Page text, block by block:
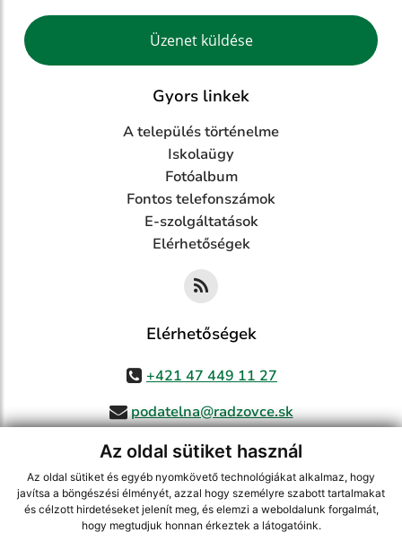
Az oldal sütiket használ
Az oldal sütiket és egyéb nyomkövető technológiákat alkalmaz, hogy
javítsa a böngészési élményét, azzal hogy személyre szabott tartalmakat
és célzott hirdetéseket jelenít meg, és elemzi a weboldalunk forgalmát,
hogy megtudjuk honnan érkeztek a látogatóink.
Google reCaptcha Response
Üzenet küldése
Gyors linkek
A település történelme
Iskolaügy
Fotóalbum
Fontos telefonszámok
E-szolgáltatások
Elérhetőségek
Elérhetőségek
+421 47 449 11 27
podatelna@radzovce.sk
jusson a legfrissebb információkhoz az RSS csatornánkon keresztűl,
ECHELON 2 tartalomkezelő rendszer,Honlap térkép,Internetes portál
webex.digital, s.r.o.,doménnevek ,doménnév regisztráció